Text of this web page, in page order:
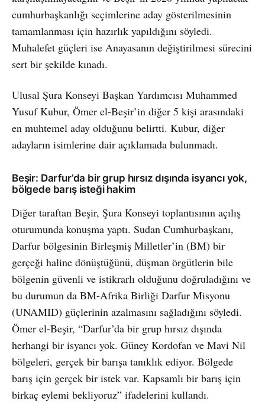
cumhurbaşkanlığı seçimlerine aday gösterilmesinin
tamamlanması için hazırlık yapıldığını söyledi.
Muhalefet güçleri ise Anayasanın değiştirilmesi sürecini
sert bir şekilde kınadı.
Ulusal Şura Konseyi Başkan Yardımcısı Muhammed
Yusuf Kubur, Ömer el-Beşir’in diğer 5 kişi arasındaki
en muhtemel aday olduğunu belirtti. Kubur, diğer
adayların isimlerine dair açıklamada bulunmadı.
Beşir: Darfur’da bir grup hırsız dışında isyancı yok,
bölgede barış isteği hakim
Diğer taraftan Beşir, Şura Konseyi toplantısının açılış
oturumunda konuşma yaptı. Sudan Cumhurbaşkanı,
Darfur bölgesinin Birleşmiş Milletler’in (BM) bir
gerçeği haline dönüştüğünü, düşman örgütlerin bile
bölgenin güvenli ve istikrarlı olduğunu doğruladığını ve
bu durumun da BM-Afrika Birliği Darfur Misyonu
(UNAMID) güçlerinin azalmasını sağladığını söyledi.
Ömer el-Beşir, “Darfur’da bir grup hırsız dışında
herhangi bir isyancı yok. Güney Kordofan ve Mavi Nil
bölgeleri, gerçek bir barışa tanıklık ediyor. Bölgede
barış için gerçek bir istek var. Kapsamlı bir barış için
birkaç eylemi bekliyoruz” ifadelerini kullandı.